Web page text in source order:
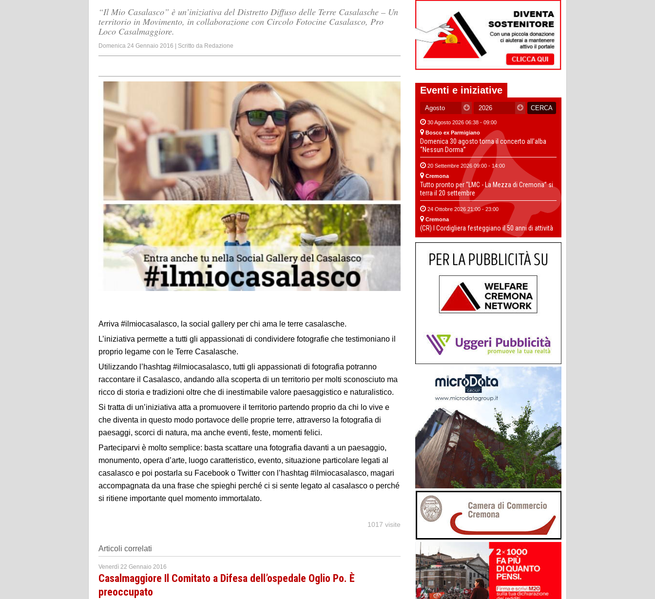
“Il Mio Casalasco” è un’iniziativa del Distretto Diffuso delle Terre Casalasche – Un
territorio in Movimento, in collaborazione con Circolo Fotocine Casalasco, Pro
Loco Casalmaggiore.
Domenica 24 Gennaio 2016 | Scritto da Redazione
Arriva #ilmiocasalasco, la social gallery per chi ama le terre casalasche.
L’iniziativa permette a tutti gli appassionati di condividere fotografie che testimoniano il
proprio legame con le Terre Casalasche.
Utilizzando l’hashtag #ilmiocasalasco, tutti gli appassionati di fotografia potranno
raccontare il Casalasco, andando alla scoperta di un territorio per molti sconosciuto ma
ricco di storia e tradizioni oltre che di inestimabile valore paesaggistico e naturalistico.
Si tratta di un’iniziativa atta a promuovere il territorio partendo proprio da chi lo vive e
che diventa in questo modo portavoce delle proprie terre, attraverso la fotografia di
paesaggi, scorci di natura, ma anche eventi, feste, momenti felici.
Parteciparvi è molto semplice: basta scattare una fotografia davanti a un paesaggio,
monumento, opera d’arte, luogo caratteristico, evento, situazione particolare legati al
casalasco e poi postarla su Facebook o Twitter con l’hashtag #ilmiocasalasco, magari
accompagnata da una frase che spieghi perché ci si sente legato al casalasco o perché
si ritiene importante quel momento immortalato.
1017 visite
Articoli correlati
Venerdì 22 Gennaio 2016
Casalmaggiore Il Comitato a Difesa dell’ospedale Oglio Po. È
preoccupato
Eventi e iniziative
30 Agosto 2026 06:38 - 09:00
Bosco ex Parmigiano
Domenica 30 agosto torna il concerto all’alba
“Nessun Dorma”
20 Settembre 2026 09:00 - 14:00
Cremona
Tutto pronto per “LMC - La Mezza di Cremona” si
terra il 20 settembre
24 Ottobre 2026 21:00 - 23:00
Cremona
(CR) I Cordigliera festeggiano il 50 anni di attività